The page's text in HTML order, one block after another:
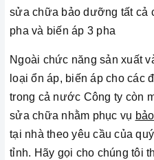
sửa chữa bảo dưỡng tất cả
pha và biến áp 3 pha
Ngoài chức năng sản xuất
loại ổn áp, biến áp cho các
trong cả nước Công ty còn
sửa chữa nhằm phục vụ
tại nhà theo yêu cầu của
tỉnh. Hãy gọi cho chúng tôi